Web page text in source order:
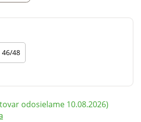
46/48
odosielame 10.08.2026)